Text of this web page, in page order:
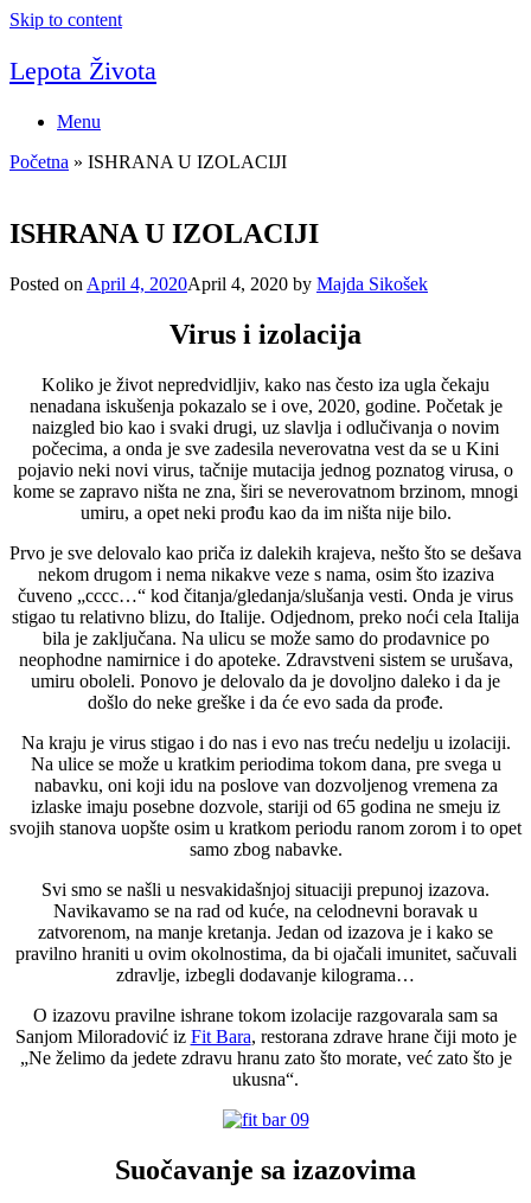
Skip to content
Lepota Života
Menu
Početna » ISHRANA U IZOLACIJI
ISHRANA U IZOLACIJI
Posted on April 4, 2020April 4, 2020 by Majda Sikošek
Virus i izolacija
Koliko je život nepredvidljiv, kako nas često iza ugla čekaju
nenadana iskušenja pokazalo se i ove, 2020, godine. Početak je
naizgled bio kao i svaki drugi, uz slavlja i odlučivanja o novim
počecima, a onda je sve zadesila neverovatna vest da se u Kini
pojavio neki novi virus, tačnije mutacija jednog poznatog virusa, o
kome se zapravo ništa ne zna, širi se neverovatnom brzinom, mnogi
umiru, a opet neki prođu kao da im ništa nije bilo.
Prvo je sve delovalo kao priča iz dalekih krajeva, nešto što se dešava
nekom drugom i nema nikakve veze s nama, osim što izaziva
čuveno „cccc…“ kod čitanja/gledanja/slušanja vesti. Onda je virus
stigao tu relativno blizu, do Italije. Odjednom, preko noći cela Italija
bila je zaključana. Na ulicu se može samo do prodavnice po
neophodne namirnice i do apoteke. Zdravstveni sistem se urušava,
umiru oboleli. Ponovo je delovalo da je dovoljno daleko i da je
došlo do neke greške i da će evo sada da prođe.
Na kraju je virus stigao i do nas i evo nas treću nedelju u izolaciji.
Na ulice se može u kratkim periodima tokom dana, pre svega u
nabavku, oni koji idu na poslove van dozvoljenog vremena za
izlaske imaju posebne dozvole, stariji od 65 godina ne smeju iz
svojih stanova uopšte osim u kratkom periodu ranom zorom i to opet
samo zbog nabavke.
Svi smo se našli u nesvakidašnjoj situaciji prepunoj izazova.
Navikavamo se na rad od kuće, na celodnevni boravak u
zatvorenom, na manje kretanja. Jedan od izazova je i kako se
pravilno hraniti u ovim okolnostima, da bi ojačali imunitet, sačuvali
zdravlje, izbegli dodavanje kilograma…
O izazovu pravilne ishrane tokom izolacije razgovarala sam sa
Sanjom Miloradović iz Fit Bara, restorana zdrave hrane čiji moto je
„Ne želimo da jedete zdravu hranu zato što morate, već zato što je
ukusna“.
Suočavanje sa izazovima